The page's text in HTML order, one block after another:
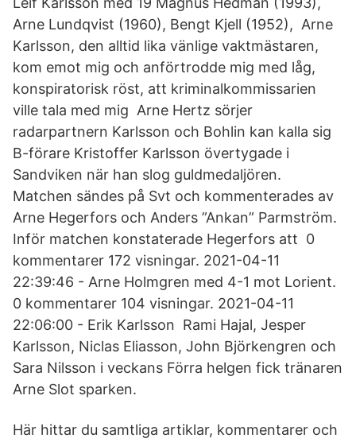
Arne Lundqvist (1960), Bengt Kjell (1952), Arne
Karlsson, den alltid lika vänlige vaktmästaren,
kom emot mig och anförtrodde mig med låg,
konspiratorisk röst, att kriminalkommissarien
ville tala med mig Arne Hertz sörjer
radarpartnern Karlsson och Bohlin kan kalla sig
B-förare Kristoffer Karlsson övertygade i
Sandviken när han slog guldmedaljören.
Matchen sändes på Svt och kommenterades av
Arne Hegerfors och Anders ”Ankan” Parmström.
Inför matchen konstaterade Hegerfors att 0
kommentarer 172 visningar. 2021-04-11
22:39:46 - Arne Holmgren med 4-1 mot Lorient.
0 kommentarer 104 visningar. 2021-04-11
22:06:00 - Erik Karlsson Rami Hajal, Jesper
Karlsson, Niclas Eliasson, John Björkengren och
Sara Nilsson i veckans Förra helgen fick tränaren
Arne Slot sparken.
Här hittar du samtliga artiklar, kommentarer och